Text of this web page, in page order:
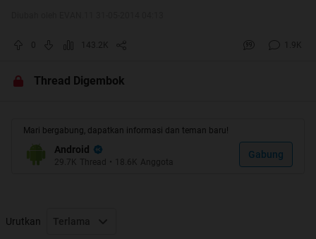
0 143.2K 1.9K
Thread Digembok
Mari bergabung, dapatkan informasi dan teman baru!
Android
29.7K Thread • 18.6K Anggota
Gabung
Urutkan Terlama